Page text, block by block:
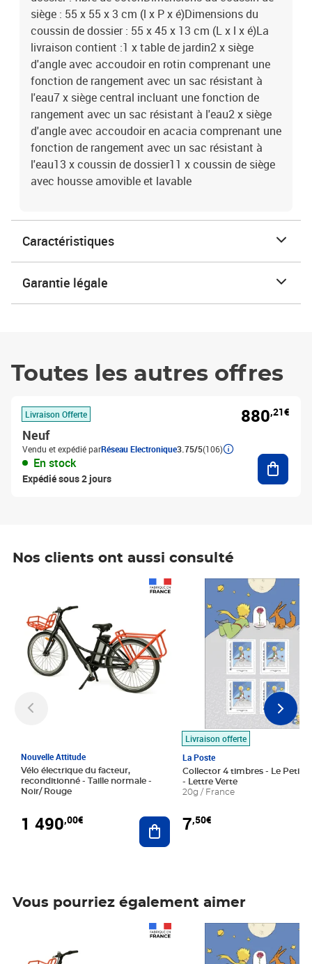
siège : 55 x 55 x 3 cm (l x P x é)Dimensions du
coussin de dossier : 55 x 45 x 13 cm (L x l x é)La
livraison contient :1 x table de jardin2 x siège
d'angle avec accoudoir en rotin comprenant une
fonction de rangement avec un sac résistant à
l'eau7 x siège central incluant une fonction de
rangement avec un sac résistant à l'eau2 x siège
d'angle avec accoudoir en acacia comprenant une
fonction de rangement avec un sac résistant à
l'eau13 x coussin de dossier11 x coussin de siège
avec housse amovible et lavable
Caractéristiques
Garantie légale
Toutes les autres offres
Livraison Offerte
Neuf
Vendu et expédié parRéseau Electronique3.75/5(106)
En stock
Expédié sous 2 jours
880,21€
Nos clients ont aussi consulté
Nouvelle Attitude
Vélo électrique du facteur,
reconditionné - Taille normale -
Noir/ Rouge
1 490,00€ Ajouter au panier
Livraison offerte
La Poste
Collector 4 timbres - Le Petit
- Lettre Verte
20g / France
7,50€
Prix 7,50€
Vous pourriez également aimer
Prix 7,50€